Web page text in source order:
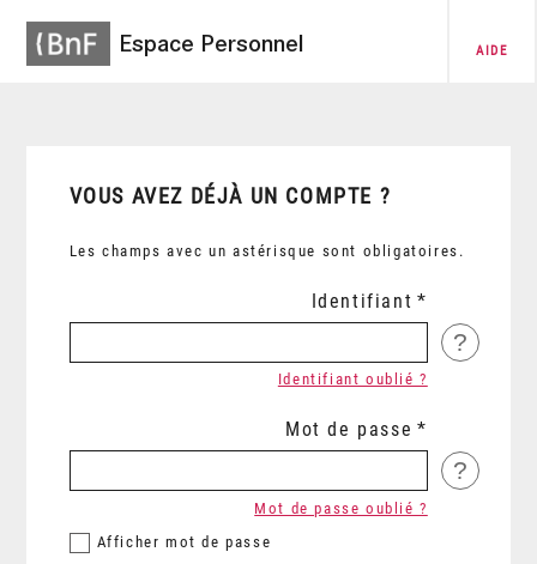
Espace Personnel AIDE
VOUS AVEZ DÉJÀ UN COMPTE ?
Les champs avec un astérisque sont obligatoires.
Identifiant
?
Identifiant oublié ?
Mot de passe
?
Afficher mot de passe
Mot de passe oublié ?